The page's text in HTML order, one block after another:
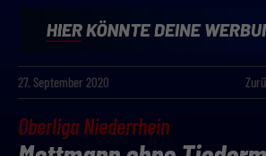
27. September 2020
Oberliga Niederrhein